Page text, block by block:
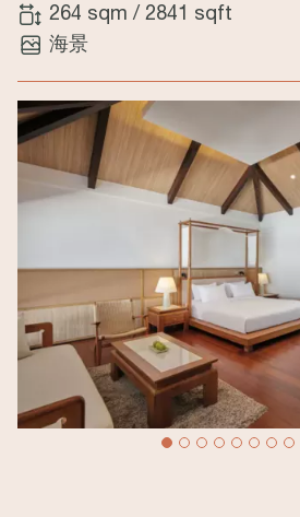
264 sqm / 2841 sqft
海景